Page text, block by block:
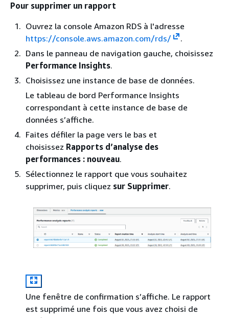
Pour supprimer un rapport
Ouvrez la console Amazon RDS à l'adresse
https://console.aws.amazon.com/rds/
.
Dans le panneau de navigation gauche, choisissez
Performance Insights.
Choisissez une instance de base de données.
Le tableau de bord Performance Insights
correspondant à cette instance de base de
données s’affiche.
Faites défiler la page vers le bas et
choisissez Rapports d’analyse des
performances : nouveau.
Sélectionnez le rapport que vous souhaitez
supprimer, puis cliquez sur Supprimer.
Une fenêtre de confirmation s’affiche. Le rapport
est supprimé une fois que vous avez choisi de